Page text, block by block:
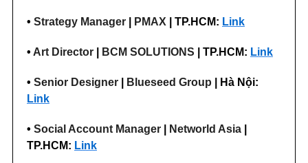
• Strategy Manager PMAX | TP.HCM: Link
• Art Director BCM SOLUTIONS | TP.HCM: Link
• Senior Designer Blueseed Group | Hà Nội:
Link
• Social Account Manager Networld Asia
TP.HCM: Link